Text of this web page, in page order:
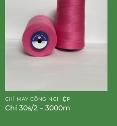
CHỈ MAY CÔNG NGHIỆP
Chỉ 30s/2 – 3000m